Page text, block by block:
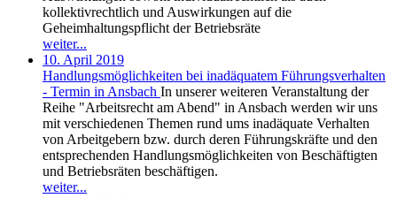
kollektivrechtlich und Auswirkungen auf die
Geheimhaltungspflicht der Betriebsräte
weiter...
10. April 2019
Handlungsmöglichkeiten bei inadäquatem Führungsverhalten
- Termin in Ansbach In unserer weiteren Veranstaltung der
Reihe "Arbeitsrecht am Abend" in Ansbach werden wir uns
mit verschiedenen Themen rund ums inadäquate Verhalten
von Arbeitgebern bzw. durch deren Führungskräfte und den
entsprechenden Handlungsmöglichkeiten von Beschäftigten
und Betriebsräten beschäftigen.
weiter...